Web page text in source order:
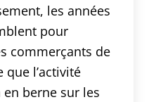
les années
pour
commerçants de
l’activité
berne sur les